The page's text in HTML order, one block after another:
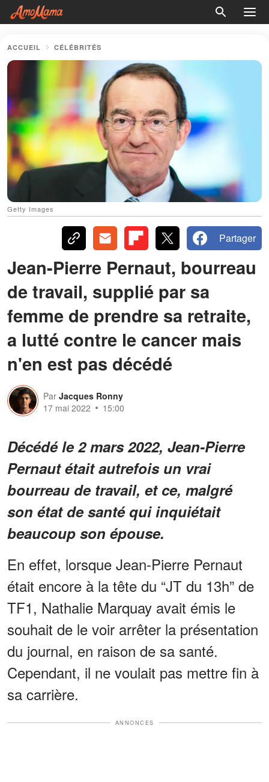
ACCUEIL CÉLÉBRITÉS
Getty Images
Partager
Jean-Pierre Pernaut, bourreau
de travail, supplié par sa
femme de prendre sa retraite,
a lutté contre le cancer mais
n'en est pas décédé
Par Jacques Ronny
17 mai 2022
15:00
Décédé le 2 mars 2022, Jean-Pierre
Pernaut était autrefois un vrai
bourreau de travail, et ce, malgré
son état de santé qui inquiétait
beaucoup son épouse.
En effet, lorsque Jean-Pierre Pernaut
était encore à la tête du “JT du 13h” de
TF1, Nathalie Marquay avait émis le
souhait de le voir arrêter la présentation
du journal, en raison de sa santé.
Cependant, il ne voulait pas mettre fin à
sa carrière.
ANNONCES